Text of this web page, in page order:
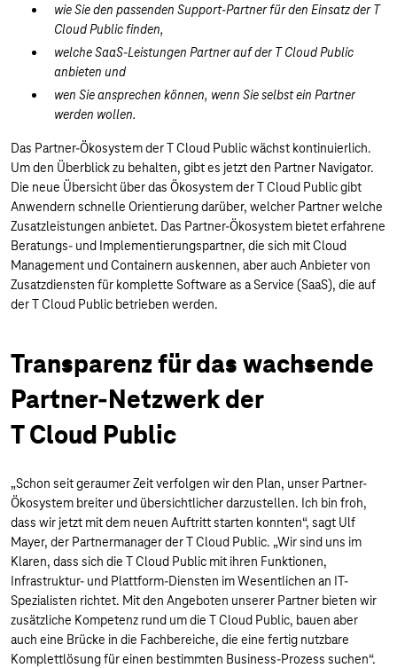
wie Sie den passenden Support-Partner für den Einsatz der T
Cloud Public finden,
welche SaaS-Leistungen Partner auf der T Cloud Public
anbieten und
wen Sie ansprechen können, wenn Sie selbst ein Partner
werden wollen.
Das Partner-Ökosystem der T Cloud Public wächst kontinuierlich.
Um den Überblick zu behalten, gibt es jetzt den Partner Navigator.
Die neue Übersicht über das Ökosystem der T Cloud Public gibt
Anwendern schnelle Orientierung darüber, welcher Partner welche
Zusatzleistungen anbietet. Das Partner-Ökosystem bietet erfahrene
Beratungs- und Implementierungspartner, die sich mit Cloud
Management und Containern auskennen, aber auch Anbieter von
Zusatzdiensten für komplette Software as a Service (SaaS), die auf
der T Cloud Public betrieben werden.
Transparenz für das wachsende
Partner-Netzwerk der
T Cloud Public
„Schon seit geraumer Zeit verfolgen wir den Plan, unser Partner-
Ökosystem breiter und übersichtlicher darzustellen. Ich bin froh,
dass wir jetzt mit dem neuen Auftritt starten konnten“, sagt Ulf
Mayer, der Partnermanager der T Cloud Public. „Wir sind uns im
Klaren, dass sich die T Cloud Public mit ihren Funktionen,
Infrastruktur- und Plattform-Diensten im Wesentlichen an IT-
Spezialisten richtet. Mit den Angeboten unserer Partner bieten wir
zusätzliche Kompetenz rund um die T Cloud Public, bauen aber
auch eine Brücke in die Fachbereiche, die eine fertig nutzbare
Komplettlösung für einen bestimmten Business-Prozess suchen“.